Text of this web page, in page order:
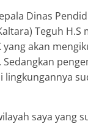
Dinas
Teguh H.S
yang akan
Sedangkan
lingkungannya
saya yang